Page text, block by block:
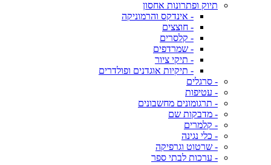
תיוק ופתרונות אחסון
- אינדקס והרמוניקה
- חוצצים
- קלסרים
- שמרדפים
- תיקי ציור
- תיקיות אוגדנים ופולדרים
- סרגלים
- עטיפות
- תרגומונים מחשבונים
- מדבקות שם
- קלמרים
- כלי נגינה
- שרטוט וגרפיקה
- ערכות לבתי ספר